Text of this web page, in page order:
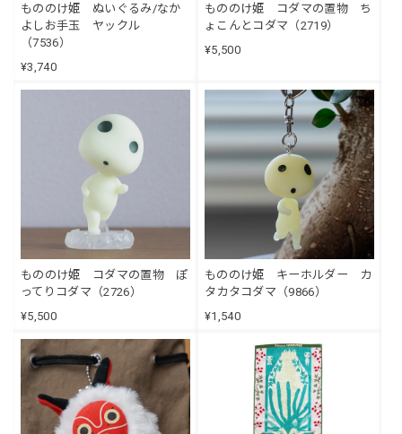
もののけ姫 ぬいぐるみ/なか
よしお手玉 ヤックル
（7536）
¥3,740
もののけ姫 コダマの置物 ち
ょこんとコダマ（2719）
¥5,500
もののけ姫 コダマの置物 ぽ
ってりコダマ（2726）
¥5,500
もののけ姫 キーホルダー カ
タカタコダマ（9866）
¥1,540